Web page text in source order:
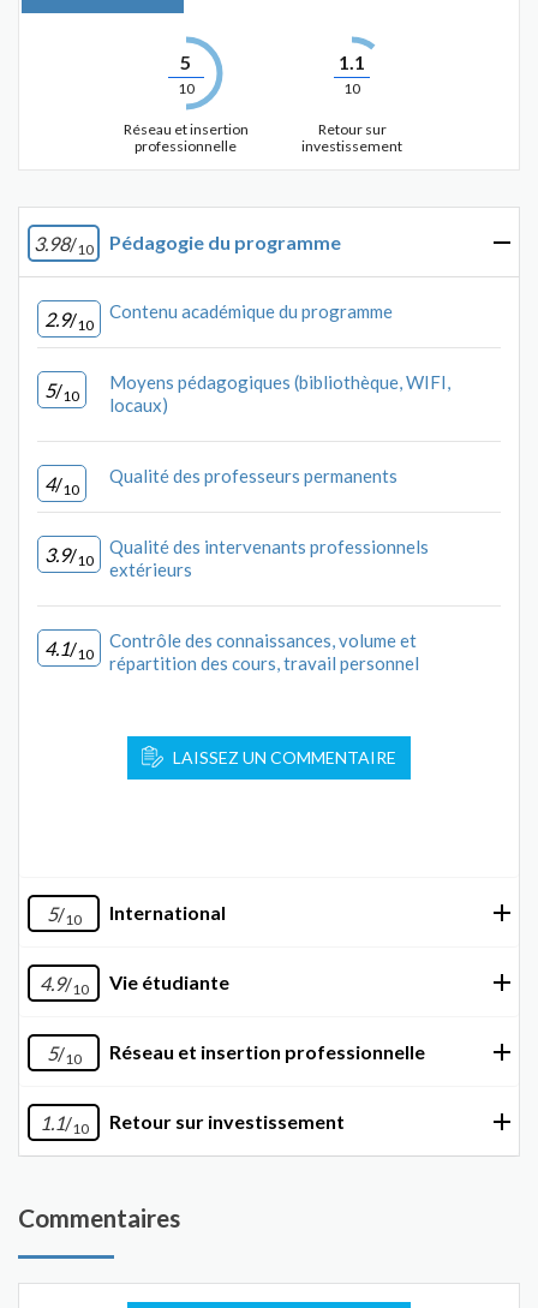
5
10
Réseau et insertion
professionnelle
1.1
10
Retour sur
investissement
3.98/10 Pédagogie du programme
2.9/10
Contenu académique du programme
5/10
Moyens pédagogiques (bibliothèque, WIFI,
locaux)
4/10
Qualité des professeurs permanents
3.9/10
Qualité des intervenants professionnels
extérieurs
4.1/10
Contrôle des connaissances, volume et
répartition des cours, travail personnel
LAISSEZ UN COMMENTAIRE
5/10 International
4.9/10 Vie étudiante
5/10 Réseau et insertion professionnelle
1.1/10 Retour sur investissement
Commentaires